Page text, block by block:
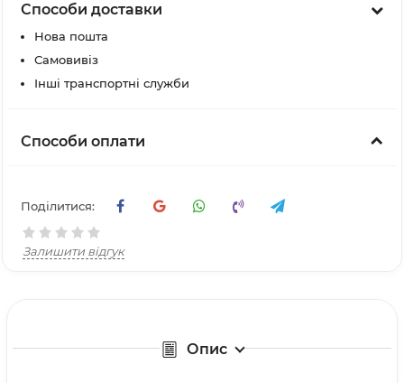
Способи доставки
Нова пошта
Самовивіз
Інші транспортні служби
Способи оплати
Поділитися:
Залишити відгук
Опис